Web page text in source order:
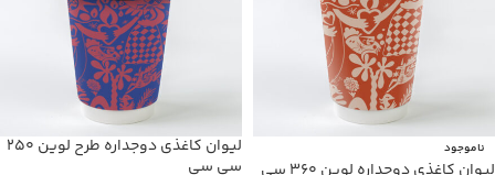
ناموجود
لیوان کاغذی دوجداره طرح لوین ۲۵۰
سی سی